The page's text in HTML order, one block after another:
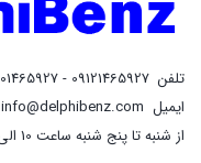
تلفن 09121465927 - 09101465927 - 09391465927 - 02136915773
ایمیل info@delphibenz.com
از شنبه تا پنج شنبه ساعت 10 الی 21 پاسخگوی شما هستیم.